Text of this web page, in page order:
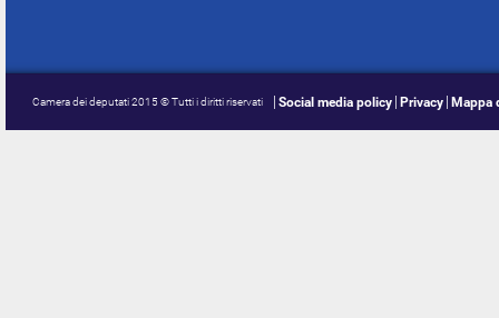
Camera dei deputati 2015 © Tutti i diritti riservati Social media policy Privacy Mappa